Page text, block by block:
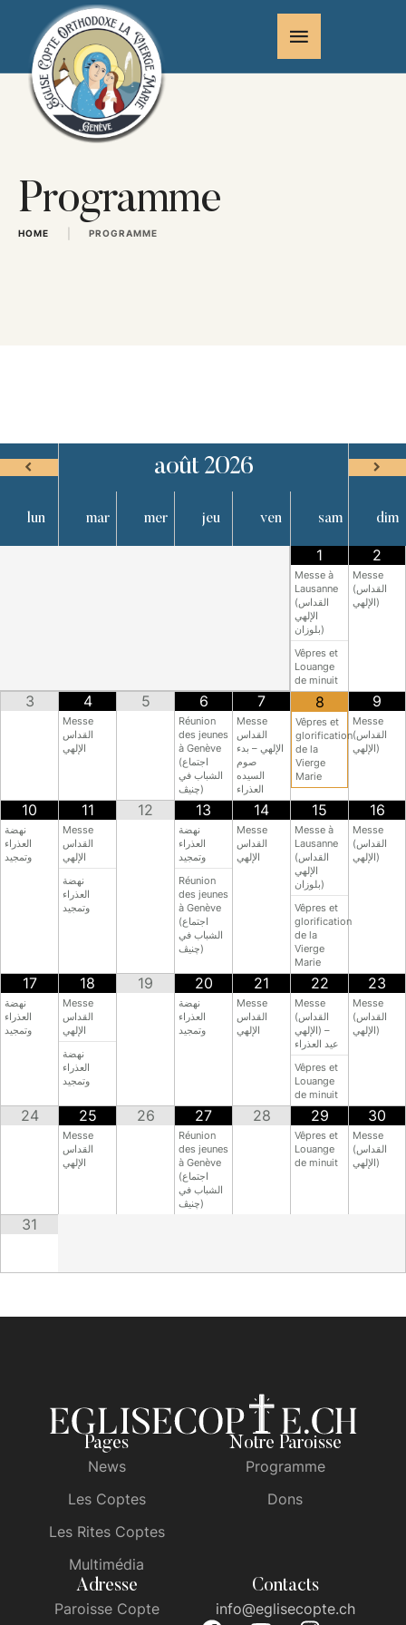
Programme
HOME PROGRAMME
août 2026
lun mar mer jeu ven sam dim
1
Messe à
Lausanne
(القداس
الإلهي
بلوزان)
Vêpres et
Louange
de minuit
2
Messe
(القداس
الإلهي)
3 4
Messe
القداس
الإلهي
5 6
Réunion
des jeunes
à Genève
(اجتماع
الشباب في
چنيڤ)
7
Messe
القداس
الإلهي – بدء
صوم
السيده
العذراء
8
Vêpres et
glorification
de la
Vierge
Marie
9
Messe
(القداس
الإلهي)
10
نهضة
العذراء
وتمجيد
11
Messe
القداس
الإلهي
نهضة
العذراء
وتمجيد
12 13
نهضة
العذراء
وتمجيد
Réunion
des jeunes
à Genève
(اجتماع
الشباب في
چنيڤ)
14
Messe
القداس
الإلهي
15
Messe à
Lausanne
(القداس
الإلهي
بلوزان)
Vêpres et
glorification
de la
Vierge
Marie
16
Messe
(القداس
الإلهي)
17
نهضة
العذراء
وتمجيد
18
Messe
القداس
الإلهي
نهضة
العذراء
وتمجيد
19 20
نهضة
العذراء
وتمجيد
21
Messe
القداس
الإلهي
22
Messe
(القداس
الإلهي) –
عيد العذراء
Vêpres et
Louange
de minuit
23
Messe
(القداس
الإلهي)
24 25
Messe
القداس
الإلهي
26 27
Réunion
des jeunes
à Genève
(اجتماع
الشباب في
چنيڤ)
28 29
Vêpres et
Louange
de minuit
30
Messe
(القداس
الإلهي)
31
Pages
News
Les Coptes
Les Rites Coptes
Multimédia
Notre Paroisse
Programme
Dons
Adresse
Paroisse Copte
Contacts
info@eglisecopte.ch